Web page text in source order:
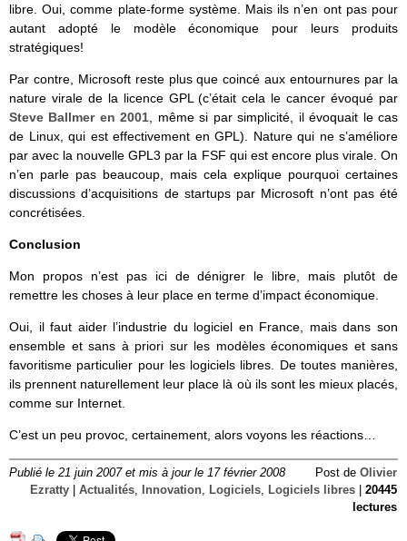
libre. Oui, comme plate-forme système. Mais ils n’en ont pas pour
autant adopté le modèle économique pour leurs produits
stratégiques!
Par contre, Microsoft reste plus que coincé aux entournures par la
nature virale de la licence GPL (c’était cela le cancer évoqué par
Steve Ballmer en 2001 , même si par simplicité, il évoquait le cas
de Linux, qui est effectivement en GPL). Nature qui ne s’améliore
par avec la nouvelle GPL3 par la FSF qui est encore plus virale. On
n’en parle pas beaucoup, mais cela explique pourquoi certaines
discussions d’acquisitions de startups par Microsoft n’ont pas été
concrétisées.
Conclusion
Mon propos n’est pas ici de dénigrer le libre, mais plutôt de
remettre les choses à leur place en terme d’impact économique.
Oui, il faut aider l’industrie du logiciel en France, mais dans son
ensemble et sans à priori sur les modèles économiques et sans
favoritisme particulier pour les logiciels libres. De toutes manières,
ils prennent naturellement leur place là où ils sont les mieux placés,
comme sur Internet.
C’est un peu provoc, certainement, alors voyons les réactions…
Publié le 21 juin 2007 et mis à jour le 17 février 2008 Post de Olivier
Ezratty
Actualités, Innovation, Logiciels, Logiciels libres
20445
lectures